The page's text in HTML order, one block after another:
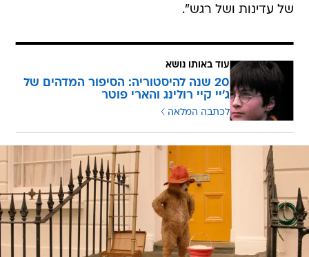
של עדינות ושל רגש".
עוד באותו נושא
20 שנה להיסטוריה: הסיפור המדהים של
ג'יי קיי רולינג והארי פוטר
לכתבה המלאה